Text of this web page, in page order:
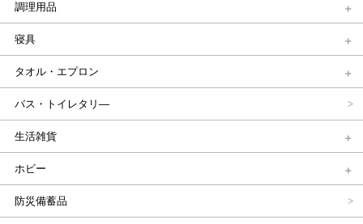
調理用品
寝具
タオル・エプロン
バス・トイレタリ―
生活雑貨
ホビー
防災備蓄品